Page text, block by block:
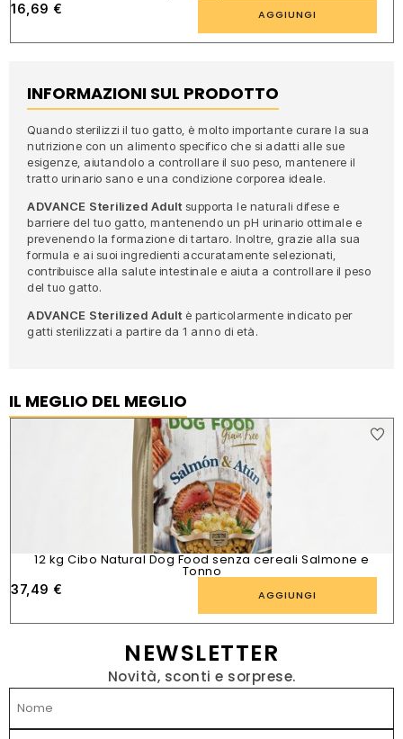
16,69 € AGGIUNGI
INFORMAZIONI SUL PRODOTTO
Quando sterilizzi il tuo gatto, è molto importante curare la sua
nutrizione con un alimento specifico che si adatti alle sue
esigenze, aiutandolo a controllare il suo peso, mantenere il
tratto urinario sano e una condizione corporea ideale.
ADVANCE Sterilized Adult supporta le naturali difese e
barriere del tuo gatto, mantenendo un pH urinario ottimale e
prevenendo la formazione di tartaro. Inoltre, grazie alla sua
formula e ai suoi ingredienti accuratamente selezionati,
contribuisce alla salute intestinale e aiuta a controllare il peso
del tuo gatto.
ADVANCE Sterilized Adult è particolarmente indicato per
gatti sterilizzati a partire da 1 anno di età.
IL MEGLIO DEL MEGLIO
12 kg Cibo Natural Dog Food senza cereali Salmone e
Tonno
37,49 € AGGIUNGI
NEWSLETTER
Novità, sconti e sorprese.